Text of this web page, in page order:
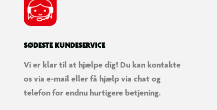
SØDESTE KUNDESERVICE
Vi er klar til at hjælpe dig! Du kan kontakte
os via e-mail eller få hjælp via chat og
telefon for endnu hurtigere betjening.